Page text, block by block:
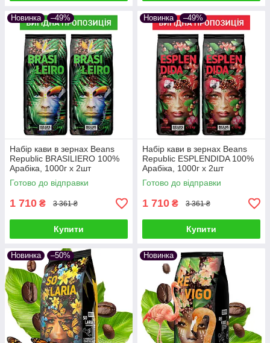
Новинка –49%
Набір кави в зернах Beans
Republic BRASILIERO 100%
Арабіка, 1000г х 2шт
Готово до відправки
1 710 ₴ 3 361 ₴
Купити
Новинка –49%
Набір кави в зернах Beans
Republic ESPLENDIDA 100%
Арабіка, 1000г х 2шт
Готово до відправки
1 710 ₴ 3 361 ₴
Купити
Новинка –50% Новинка